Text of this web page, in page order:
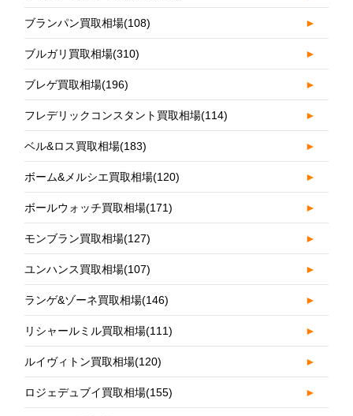
ブランパン買取相場(108) ►
ブルガリ買取相場(310) ►
ブレゲ買取相場(196) ►
フレデリックコンスタント買取相場(114) ►
ベル&ロス買取相場(183) ►
ボーム&メルシエ買取相場(120) ►
ボールウォッチ買取相場(171) ►
モンブラン買取相場(127) ►
ユンハンス買取相場(107) ►
ランゲ&ゾーネ買取相場(146) ►
リシャールミル買取相場(111) ►
ルイヴィトン買取相場(120) ►
ロジェデュブイ買取相場(155) ►